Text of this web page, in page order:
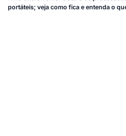
portáteis; veja como fica e entenda o